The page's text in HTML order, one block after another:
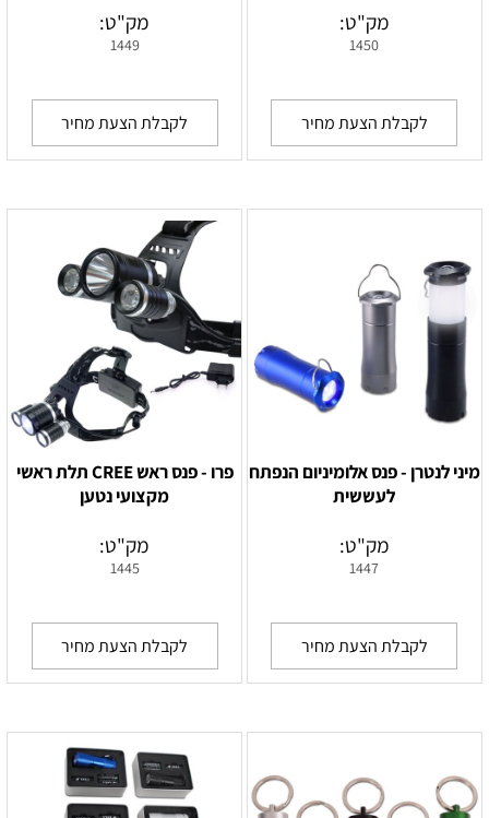
מק"ט:
1450
לקבלת הצעת מחיר
מק"ט:
1449
לקבלת הצעת מחיר
מיני לנטרן - פנס אלומיניום הנפתח
לעששית
מק"ט:
1447
לקבלת הצעת מחיר
פרו - פנס ראש CREE תלת ראשי
מקצועי נטען
מק"ט:
1445
לקבלת הצעת מחיר